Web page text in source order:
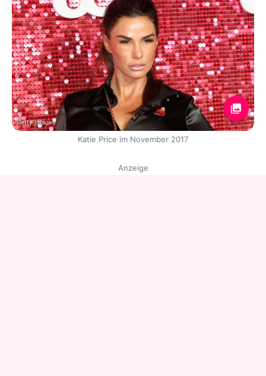
Getty Images
Katie Price im November 2017
Anzeige